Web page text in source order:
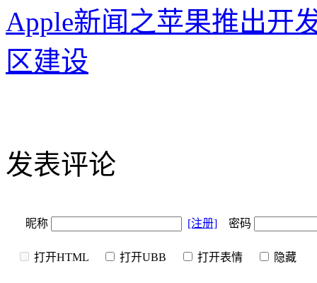
Apple新闻之苹果推出开
区建设
发表评论
昵称 [注册] 密码
打开HTML 打开UBB 打开表情 隐